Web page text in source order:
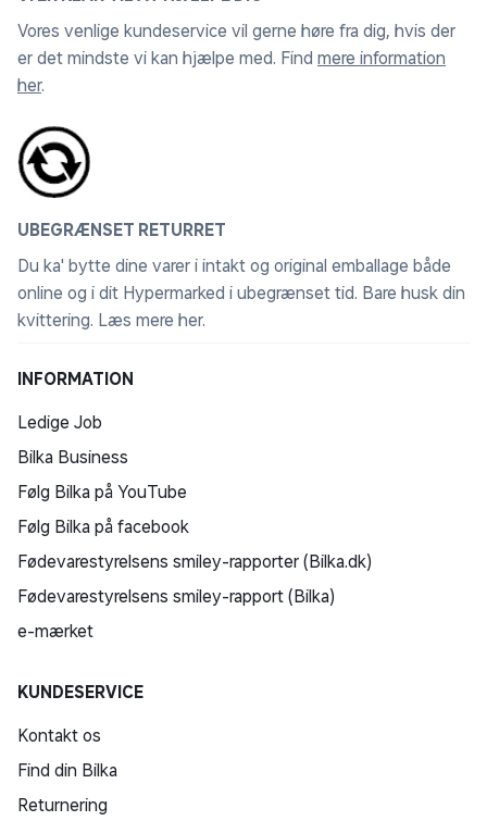
Vores venlige kundeservice vil gerne høre fra dig, hvis der
er det mindste vi kan hjælpe med. Find mere information
her.
UBEGRÆNSET RETURRET
Du ka' bytte dine varer i intakt og original emballage både
online og i dit Hypermarked i ubegrænset tid. Bare husk din
kvittering. Læs mere her.
INFORMATION
Ledige Job
Bilka Business
Følg Bilka på YouTube
Følg Bilka på facebook
Fødevarestyrelsens smiley-rapporter (Bilka.dk)
Fødevarestyrelsens smiley-rapport (Bilka)
e-mærket
KUNDESERVICE
Kontakt os
Find din Bilka
Returnering